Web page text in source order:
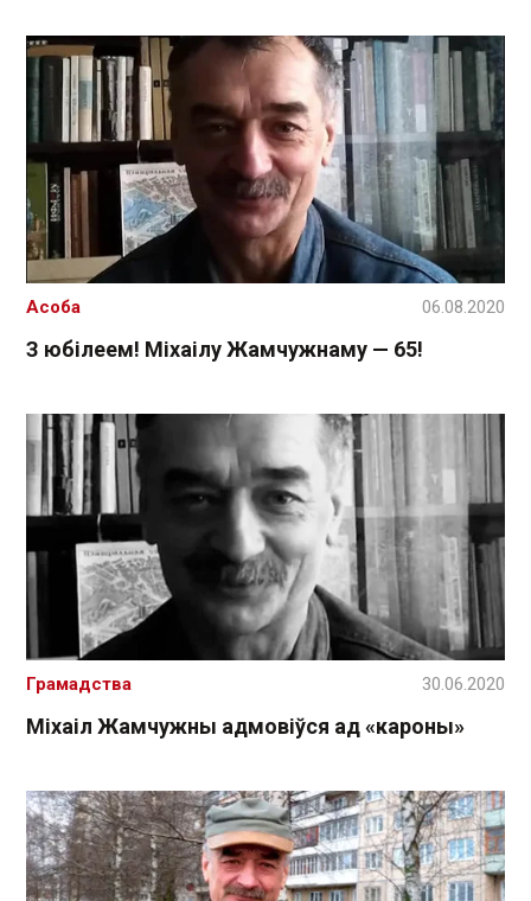
З юбілеем! Міхаілу Жамчужнаму — 65!
Асоба 06.08.2020
Міхаіл Жамчужны адмовіўся ад «кароны»
Грамадства 30.06.2020